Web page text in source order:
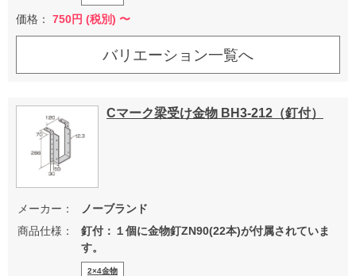
価格： 750円 (税別) 〜
バリエーション一覧へ
Cマーク梁受け金物 BH3-212（釘付）
メーカー：
ノーブランド
商品仕様：
釘付：１個に金物釘ZN90(22本)が付属されていま
す。
2×4金物